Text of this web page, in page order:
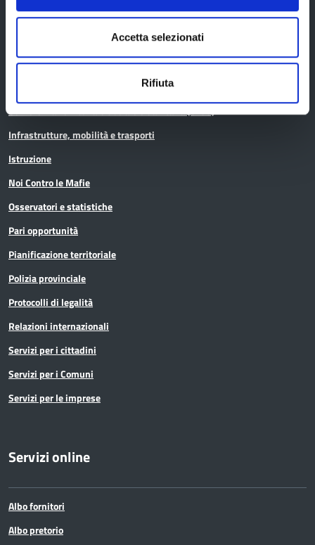
Accetta selezionati
Rifiuta
Aree tematiche
Archivio
Conferenza Territoriale Sociale e Sanitaria (CTSS)
Infrastrutture, mobilità e trasporti
Istruzione
Noi Contro le Mafie
Osservatori e statistiche
Pari opportunità
Pianificazione territoriale
Polizia provinciale
Protocolli di legalità
Relazioni internazionali
Servizi per i cittadini
Servizi per i Comuni
Servizi per le imprese
Servizi online
Albo fornitori
Albo pretorio